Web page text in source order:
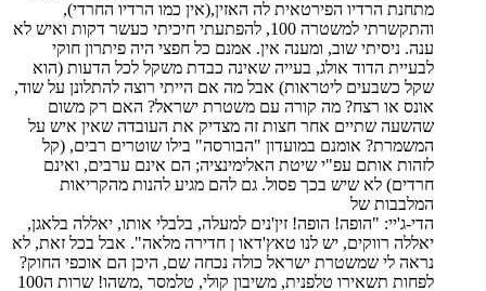
מתחנת הרדיו הפירטאית לה האזין,(אין כמו הרדיו החרדי),
והתקשרתי למשטרה 100, להפתעתי חיכיתי כעשר דקות ואיש לא
ענה. ניסיתי שוב, ומענה אין. אמנם כל חפצי היה פיתרון חוקי
לבעיית הדוד אולג, בעייה שאינה כבדת משקל לכל הדעות (הוא
שקל כשבעים ליטראות) אבל מה אם הייתי רוצה להתלונן על שוד,
אונס או רצח? מה קורה עם משטרת ישראל? האם רק משום
שהשעה שתיים אחר חצות זה מצדיק את העובדה שאין איש על
המשמרת? אומנם במועדון "הבורסה" בילו שוטרים רבים, (קל
לזהות אותם עפ"י שיטת האלימינציה; הם אינם ערבים, ואינם
חרדים) לא שיש בכך פסול. גם להם מגיע להנות מהקריאות
המלבבות של
הדי-ג'יי: "הופה! הופה! זין'נים למעלה, בלבלי אותו, יאללה בלאגן,
יאללה רווקים, יש לנו טאץ'דאו ן חדירה מלאה". אבל בכל זאת, לא
נראה לי שמשטרת ישראל כולה נכחה שם, היכן הם אוכפי החוק?
לפחות תשאירו טלפנית, משיבון קולי, טלמסר ,משהו! שרות ה100